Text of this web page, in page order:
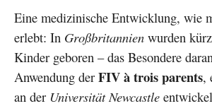
Eine medizinische Entwicklung, wie
erlebt: In Großbritannien wurden
Kinder geboren – das Besondere
Anwendung der FIV à trois parents,
an der Universität Newcastle